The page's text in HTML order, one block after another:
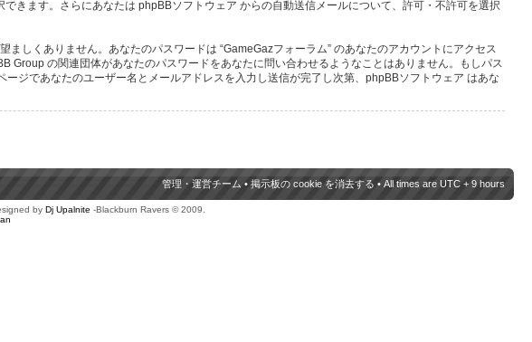
きます。さらにあなたは phpBBソフトウェア からの自動送信メールについて、許可・不許可を選択
しくありません。あなたのパスワードは “GameGazフォーラム” のあなたのアカウントにアクセス
Group の関連団体があなたのパスワードをあなたに問い合わせるようなことはありません。もしパス
ジであなたのユーザー名とメールアドレスを入力し送信が完了し次第、phpBBソフトウェア はあな
管理・運営チーム • 掲示板の cookie を消去する • All times are UTC + 9 hours
by Dj Upalnite -Blackburn Ravers © 2009.